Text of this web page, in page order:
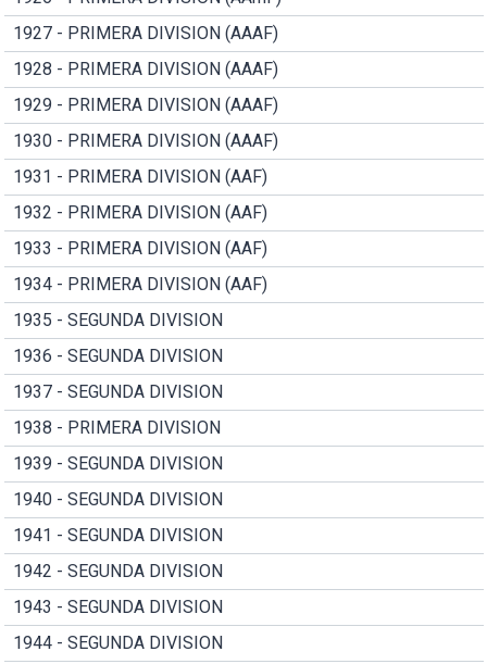
1927 - PRIMERA DIVISION (AAAF)
1928 - PRIMERA DIVISION (AAAF)
1929 - PRIMERA DIVISION (AAAF)
1930 - PRIMERA DIVISION (AAAF)
1931 - PRIMERA DIVISION (AAF)
1932 - PRIMERA DIVISION (AAF)
1933 - PRIMERA DIVISION (AAF)
1934 - PRIMERA DIVISION (AAF)
1935 - SEGUNDA DIVISION
1936 - SEGUNDA DIVISION
1937 - SEGUNDA DIVISION
1938 - PRIMERA DIVISION
1939 - SEGUNDA DIVISION
1940 - SEGUNDA DIVISION
1941 - SEGUNDA DIVISION
1942 - SEGUNDA DIVISION
1943 - SEGUNDA DIVISION
1944 - SEGUNDA DIVISION